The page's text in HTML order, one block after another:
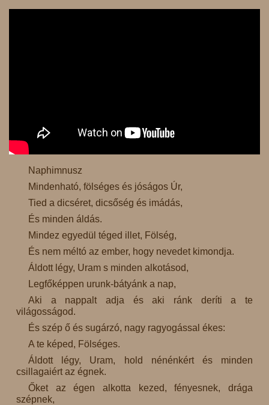
Naphimnusz
Mindenható, fölséges és jóságos Úr,
Tied a dicséret, dicsőség és imádás,
És minden áldás.
Mindez egyedül téged illet, Fölség,
És nem méltó az ember, hogy nevedet kimondja.
Áldott légy, Uram s minden alkotásod,
Legfőképpen urunk-bátyánk a nap,
Aki a nappalt adja és aki ránk deríti a te
világosságod.
És szép ő és sugárzó, nagy ragyogással ékes:
A te képed, Fölséges.
Áldott légy, Uram, hold nénénkért és minden
csillagaiért az égnek.
Őket az égen alkotta kezed, fényesnek, drága
szépnek,